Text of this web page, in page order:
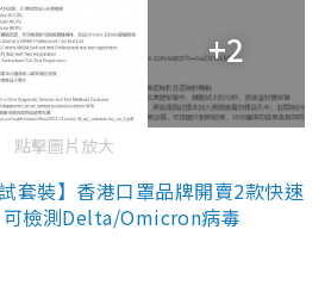
+2
點擊圖片放大
套裝】香港口罩品牌開賣2款快速
檢測Delta/Omicron病毒